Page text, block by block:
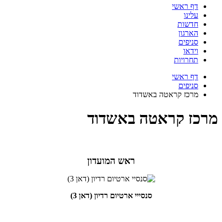
דף ראשי
עלינו
חדשות
הארגון
סניפים
וידאו
תחרויות
דף ראשי
סניפים
מרכז קראטה באשדוד
מרכז קראטה באשדוד
ראש המועדון
סנסייי ארטיום רדיון (דאן 3)